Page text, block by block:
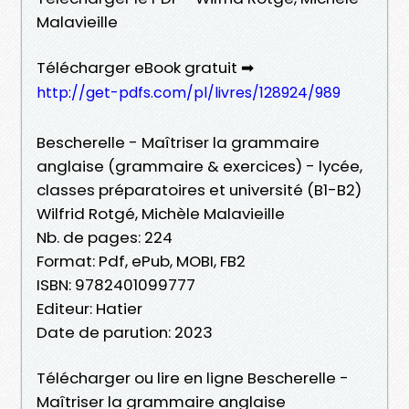
Malavieille
Télécharger eBook gratuit ➡
http://get-pdfs.com/pl/livres/128924/989
Bescherelle - Maîtriser la grammaire
anglaise (grammaire & exercices) - lycée,
classes préparatoires et université (B1-B2)
Wilfrid Rotgé, Michèle Malavieille
Nb. de pages: 224
Format: Pdf, ePub, MOBI, FB2
ISBN: 9782401099777
Editeur: Hatier
Date de parution: 2023
Télécharger ou lire en ligne Bescherelle -
Maîtriser la grammaire anglaise